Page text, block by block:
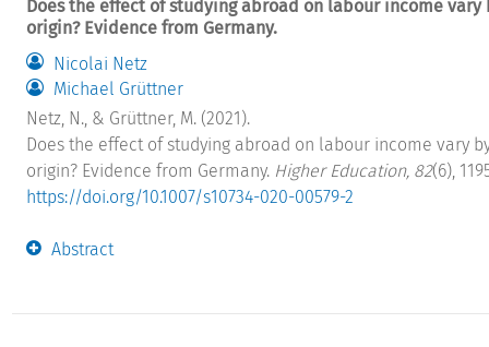
Does the effect of studying abroad on labour income vary
origin? Evidence from Germany.
Nicolai Netz
Michael Grüttner
Netz, N., & Grüttner, M. (2021).
Does the effect of studying abroad on labour income vary
origin? Evidence from Germany. Higher Education, 82(6),
https://doi.org/10.1007/s10734-020-00579-2
Abstract